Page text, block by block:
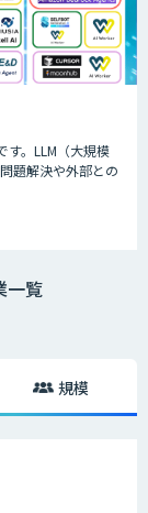
す。LLM（大規模
題解決や外部との
ージェントは、
の最適化やコスト
一覧
規模